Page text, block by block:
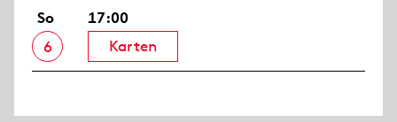
So
6
17:00
Karten